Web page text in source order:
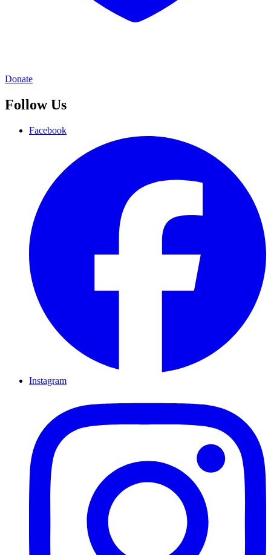
Donate
Follow Us
Facebook
Instagram